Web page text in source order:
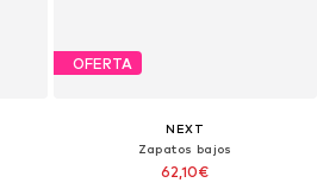
OFERTA
NEXT
Zapatos bajos
62,10€